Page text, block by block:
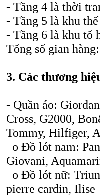
- Tầng 4 là thời
- Tầng 5 là khu
- Tầng 6 là khu tổ
Tổng số gian
3. Các thương
- Quần áo:
Cross, G2000,
Tommy, Hilfiger,
o Đồ lót nam:
Giovani,
o Đồ lót nữ:
pierre cardin, Ilise